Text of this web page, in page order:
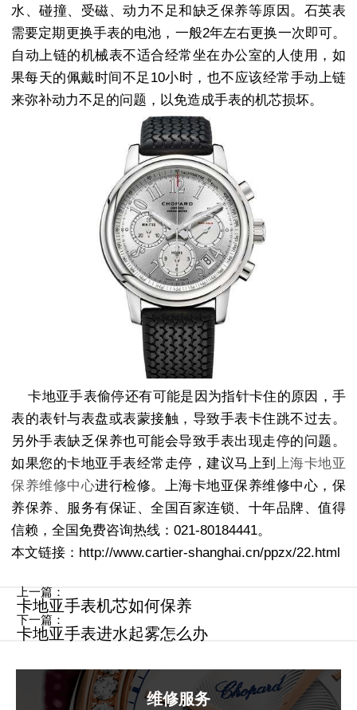
水、碰撞、受磁、动力不足和缺乏保养等原因。石英表
需要定期更换手表的电池，一般2年左右更换一次即可。
自动上链的机械表不适合经常坐在办公室的人使用，如
果每天的佩戴时间不足10小时，也不应该经常手动上链
来弥补动力不足的问题，以免造成手表的机芯损坏。
卡地亚手表偷停还有可能是因为指针卡住的原因，手
表的表针与表盘或表蒙接触，导致手表卡住跳不过去。
另外手表缺乏保养也可能会导致手表出现走停的问题。
如果您的卡地亚手表经常走停，建议马上到 上海卡地亚
保养维修中心进行检修。上海卡地亚保养维修中心，保
养保养、服务有保证、全国百家连锁、十年品牌、值得
信赖，全国免费咨询热线：021-80184441。
本文链接：http://www.cartier-shanghai.cn/ppzx/22.html
上一篇：
卡地亚手表机芯如何保养
下一篇：
卡地亚手表进水起雾怎么办
维修服务